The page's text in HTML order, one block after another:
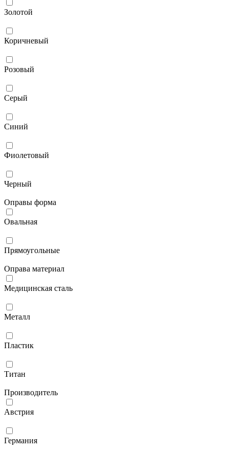
Золотой
Коричневый
Розовый
Серый
Синий
Фиолетовый
Черный
Оправы форма
Овальная
Прямоугольные
Оправа материал
Медицинская сталь
Металл
Пластик
Титан
Производитель
Австрия
Германия